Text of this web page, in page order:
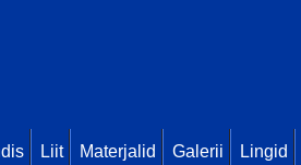
Liit Materjalid Galerii Lingid